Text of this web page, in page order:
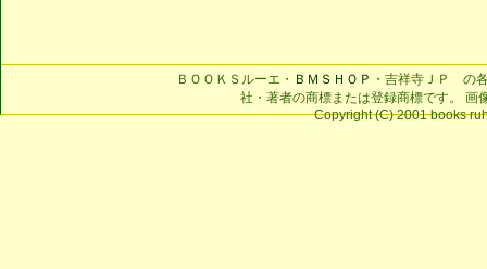
ＢＯＯＫＳルーエ・ ＢＭＳＨＯＰ ・吉祥寺ＪＰ の
社・著者の商標または登録商標です。 画
Copyright (C) 2001 books